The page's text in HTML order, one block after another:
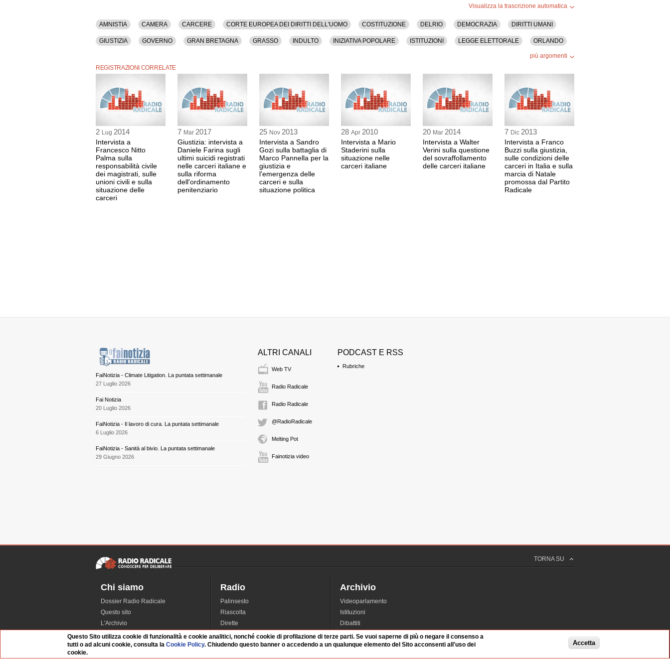
Visualizza la trascrizione automatica
AMNISTIA CAMERA CARCERE CORTE EUROPEA DEI DIRITTI DELL'UOMO COSTITUZIONE DELRIO DEMOCRAZIA DIRITTI UMANI
GIUSTIZIA GOVERNO GRAN BRETAGNA GRASSO INDULTO INIZIATIVA POPOLARE ISTITUZIONI LEGGE ELETTORALE ORLANDO
più argomenti
REGISTRAZIONI CORRELATE
2 Lug 2014
Intervista a
Francesco Nitto
Palma sulla
responsabilità civile
dei magistrati, sulle
unioni civili e sulla
situazione delle
carceri
7 Mar 2017
Giustizia: intervista a
Daniele Farina sugli
ultimi suicidi registrati
nelle carceri italiane e
sulla riforma
dell'ordinamento
penitenziario
25 Nov 2013
Intervista a Sandro
Gozi sulla battaglia di
Marco Pannella per la
giustizia e
l'emergenza delle
carceri e sulla
situazione politica
28 Apr 2010
Intervista a Mario
Staderini sulla
situazione nelle
carceri italiane
20 Mar 2014
Intervista a Walter
Verini sulla questione
del sovraffollamento
delle carceri italiane
7 Dic 2013
Intervista a Franco
Buzzi sulla giustizia,
sulle condizioni delle
carceri in Italia e sulla
marcia di Natale
promossa dal Partito
Radicale
FaiNotizia - Climate Litigation. La puntata settimanale
27 Luglio 2026
Fai Notizia
20 Luglio 2026
FaiNotizia - Il lavoro di cura. La puntata settimanale
6 Luglio 2026
FaiNotizia - Sanità al bivio. La puntata settimanale
29 Giugno 2026
ALTRI CANALI
Web TV
Radio Radicale
Radio Radicale
@RadioRadicale
Melting Pot
Fainotizia video
PODCAST E RSS
Rubriche
TORNA SU
Chi siamo
Dossier Radio Radicale
Questo sito
L'Archivio
Redazione
La musica da Requiem
Radio
Palinsesto
Riascolta
Dirette
Rubriche
Interviste
Archivio
Videoparlamento
Istituzioni
Dibattiti
Manifestazioni
Radicali
Questo Sito utilizza cookie di funzionalità e cookie analitici, nonché cookie di profilazione di terze parti. Se vuoi saperne di più o negare il consenso a
tutti o ad alcuni cookie, consulta laCookie Policy. Chiudendo questo banner o accedendo a un qualunque elemento del Sito acconsenti all'uso dei
cookie.
Accetta